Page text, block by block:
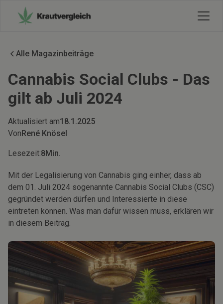
Alle Magazinbeiträge
Cannabis Social Clubs - Das
gilt ab Juli 2024
Aktualisiert am18.1.2025
VonRené Knösel
Lesezeit:8Min.
Mit der Legalisierung von Cannabis ging einher, dass ab
dem 01. Juli 2024 sogenannte Cannabis Social Clubs (CSC)
gegründet werden dürfen und Interessierte in diese
eintreten können. Was man dafür wissen muss, erklären wir
in diesem Beitrag.